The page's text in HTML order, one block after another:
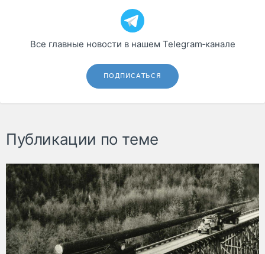
Все главные новости в нашем Telegram‑канале
ПОДПИСАТЬСЯ
Публикации по теме